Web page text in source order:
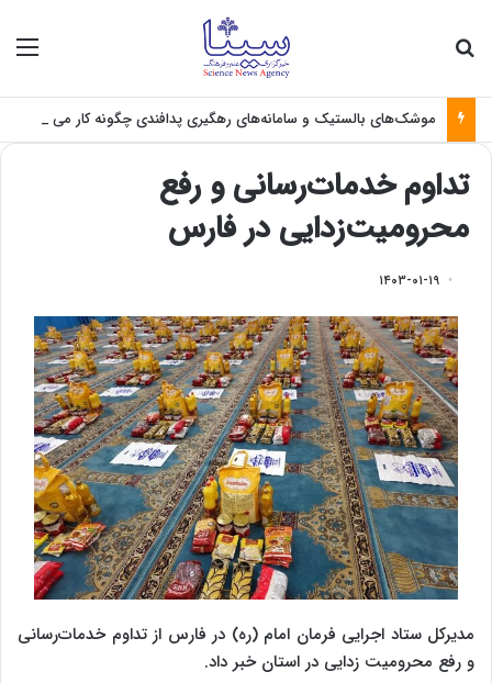
موشک‌های بالستیک و سامانه‌های رهگیری پدافندی چگونه کار می کنند؟
تداوم خدمات‌رسانی و رفع
محرومیت‌زدایی در فارس
۱۴۰۳-۰۱-۱۹
مدیرکل ستاد اجرایی فرمان امام (ره) در فارس از تداوم خدمات‌رسانی
و رفع محرومیت زدایی در استان خبر داد.